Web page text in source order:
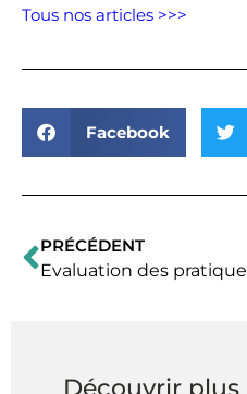
Tous nos articles >>>
Facebook
Précédent
PRÉCÉDENT
Découvrir